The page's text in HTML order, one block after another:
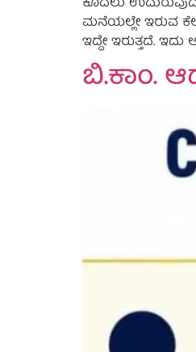
ಮನೆಯಲ್ಲೇ ಇರುವ
ಇದ್ದೇ ಇರುತ್ತದೆ.
ಬಿ.ಕಾಂ.